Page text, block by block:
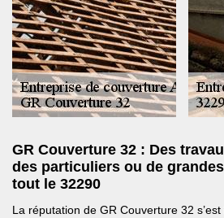
GR Couverture 32 : Des
des particuliers ou de
tout le 32290
La réputation de GR Couverture 32